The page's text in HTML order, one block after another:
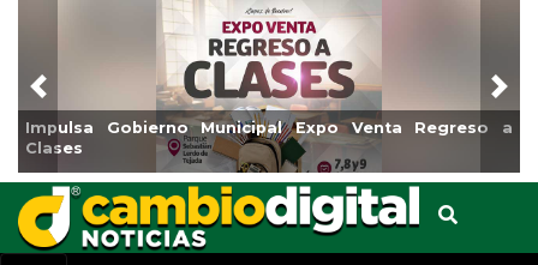
Gobierno Municipal Expo Venta Regreso a
Previous